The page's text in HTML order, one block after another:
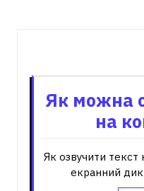
Як можна
на
Як озвучити текст
екранний